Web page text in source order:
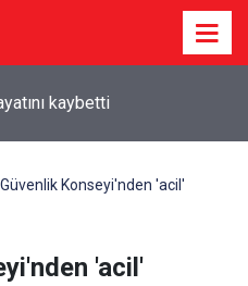
kaybetti
Konseyi'nden 'acil'
'acil'